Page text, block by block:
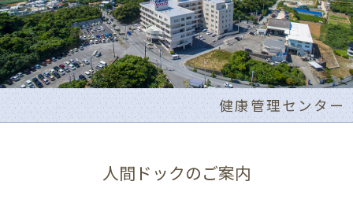
健康管理センター
人間ドックのご案内